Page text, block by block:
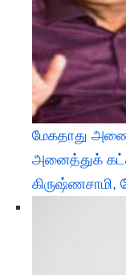
மேகதாது
அனைத்துக்